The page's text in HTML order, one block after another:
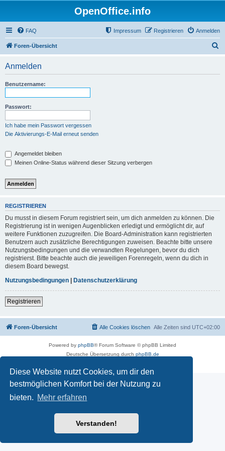
Diese Website nutzt Cookies, um dir den
bestmöglichen Komfort bei der Nutzung zu
bieten. Mehr erfahren
Verstanden!
OpenOffice.info
FAQ Anmelden
Registrieren
Impressum
Foren-Übersicht
Anmelden
Benutzername:
Passwort:
Ich habe mein Passwort vergessen
Die Aktivierungs-E-Mail erneut senden
Angemeldet bleiben
Meinen Online-Status während dieser Sitzung verbergen
REGISTRIEREN
Du musst in diesem Forum registriert sein, um dich anmelden zu können. Die
Registrierung ist in wenigen Augenblicken erledigt und ermöglicht dir, auf
weitere Funktionen zuzugreifen. Die Board-Administration kann registrierten
Benutzern auch zusätzliche Berechtigungen zuweisen. Beachte bitte unsere
Nutzungsbedingungen und die verwandten Regelungen, bevor du dich
registrierst. Bitte beachte auch die jeweiligen Forenregeln, wenn du dich in
diesem Board bewegst.
Nutzungsbedingungen | Datenschutzerklärung
Registrieren
Foren-Übersicht Alle Zeiten sind UTC+02:00
Alle Cookies löschen
Powered by phpBB® Forum Software © phpBB Limited
Deutsche Übersetzung durch phpBB.de